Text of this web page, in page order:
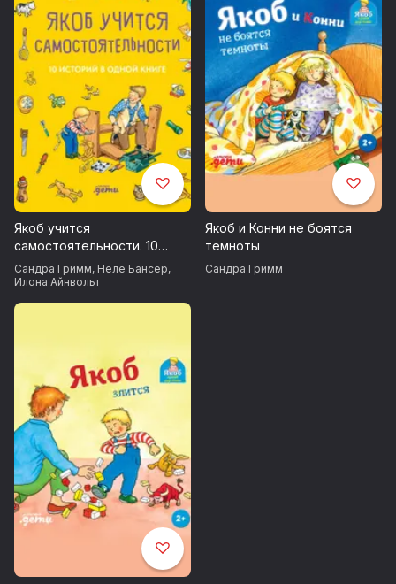
Якоб учится
самостоятельности. 10
историй в одной книге
Сандра Гримм, Неле Бансер,
Илона Айнвольт
Якоб и Конни не боятся
темноты
Сандра Гримм